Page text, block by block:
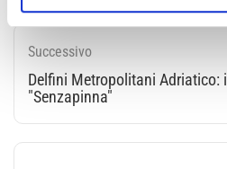
Successivo
Delfini Metropolitani Adriatico:
"Senzapinna"